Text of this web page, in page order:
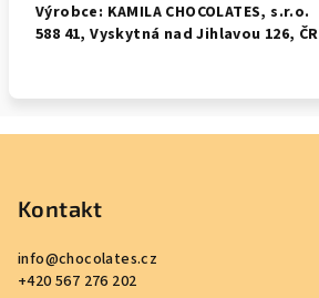
Výrobce: KAMILA CHOCOLATES, s.r.o.
588 41, Vyskytná nad Jihlavou 126, ČR
Kontakt
info@chocolates.cz
+420 567 276 202